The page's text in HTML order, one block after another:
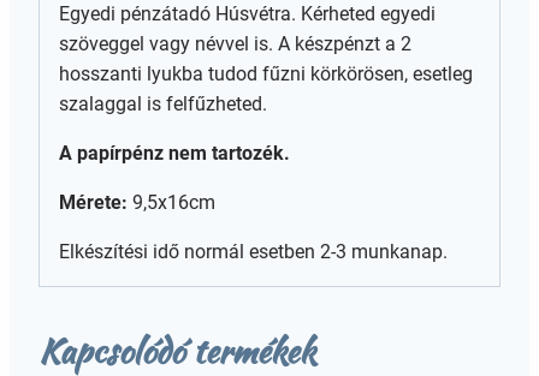
Egyedi pénzátadó Húsvétra. Kérheted egyedi
szöveggel vagy névvel is. A készpénzt a 2
hosszanti lyukba tudod fűzni körkörösen, esetleg
szalaggal is felfűzheted.
A papírpénz nem tartozék.
Mérete: 9,5x16cm
Elkészítési idő normál esetben 2-3 munkanap.
Kapcsolódó termékek